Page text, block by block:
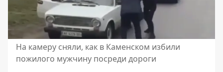
На камеру сняли, как в Каменском избили
пожилого мужчину посреди дороги